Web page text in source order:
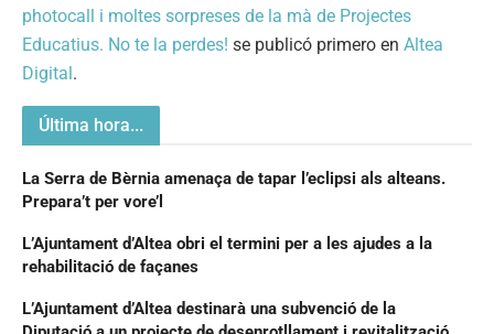
photocall i moltes sorpreses de la mà de Projectes
Educatius. No te la perdes! se publicó primero en Altea
Digital.
Última hora...
La Serra de Bèrnia amenaça de tapar l’eclipsi als alteans.
Prepara’t per vore’l
L’Ajuntament d’Altea obri el termini per a les ajudes a la
rehabilitació de façanes
L’Ajuntament d’Altea destinarà una subvenció de la